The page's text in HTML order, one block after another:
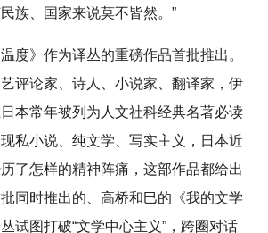
族、国家来说莫不皆然。”
度》作为译丛的重磅作品首批推出。
评论家、诗人、小说家、翻译家，伊
本常年被列为人文社科经典名著必读
私小说、纯文学、写实主义，日本近
了怎样的精神阵痛，这部作品都给出
同时推出的、高桥和巳的《我的文学
试图打破“文学中心主义”，跨圈对话